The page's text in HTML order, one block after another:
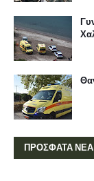
ΠΡΟΣΦΑΤΑ ΝΕΑ